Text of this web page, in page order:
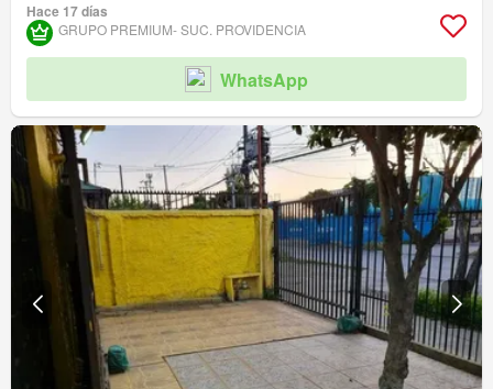
Hace 17 días
GRUPO PREMIUM- SUC. PROVIDENCIA
WhatsApp